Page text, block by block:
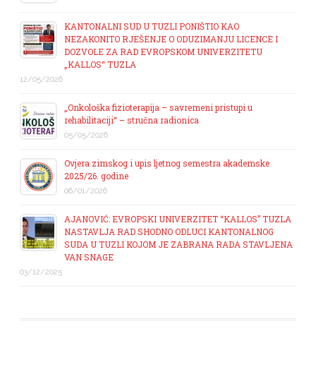
KANTONALNI SUD U TUZLI PONIŠTIO KAO
NEZAKONITO RJEŠENJE O ODUZIMANJU LICENCE I
DOZVOLE ZA RAD EVROPSKOM UNIVERZITETU
„KALLOS“ TUZLA
12/05/2026
„Onkološka fizioterapija – savremeni pristupi u
rehabilitaciji“ – stručna radionica
05/05/2026
Ovjera zimskog i upis ljetnog semestra akademske
2025/26. godine
06/01/2026
AJANOVIĆ: EVROPSKI UNIVERZITET “KALLOS” TUZLA
NASTAVLJA RAD SHODNO ODLUCI KANTONALNOG
SUDA U TUZLI KOJOM JE ZABRANA RADA STAVLJENA
VAN SNAGE
03/12/2025